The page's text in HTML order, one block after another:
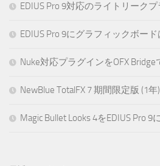
EDIUS Pro 9対応のライトリーク
EDIUS Pro 9にグラフィックボー
Nuke対応プラグインをOFX
NewBlue TotalFX 7 期間限定版 (1
Magic Bullet Looks 4をEDIUS Pro